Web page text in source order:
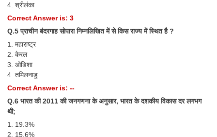
CHSL Syllabus
CHSL Sample Paper
CHSL Study Notes
EXAMS
SSC Constable (GD)
4. श्रीलंका
Correct Answer is: 3
Q.5 प्राचीन बंदरगाह सोपारा निम्नलिखित में से किस राज्य में स्थित है ?
1. महाराष्ट्र
2. केरल
3. ओडिशा
4. तमिलनाडु
Correct Answer is: --
Q.6 भारत की 2011 की जनगणना के अनुसार, भारत के दशकीय विकास दर लगभग
थी;
1. 19.3%
2. 15.6%